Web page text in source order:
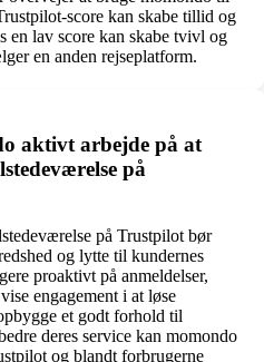
score kan skabe tillid og
en lav score kan skabe tvivl og
en anden rejseplatform.
aktivt arbejde på at
på
på Trustpilot bør
og lytte til kundernes
proaktivt på anmeldelser,
engagement i at løse
et godt forhold til
deres service kan momondo
og blandt forbrugerne